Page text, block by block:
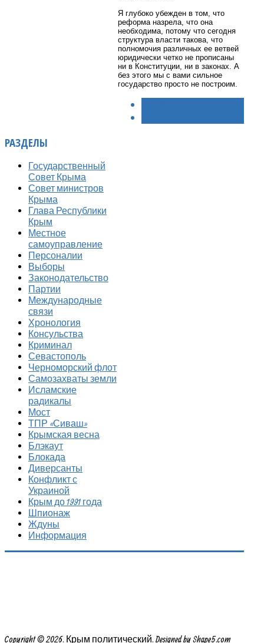
Я глубоко убежден в том, что
реформа назрела, что она
необходима, потому что сегодня
структура власти такова, что
полномочия различных ее ветвей
юридически четко не прописаны
ни в Конституции, ни в законах. А
без этого мы с вами сильное
государство просто не построим.
РАЗДЕЛЫ
Государственный
Совет Крыма
Совет министров
Крыма
Глава Республики
Крым
Местное
самоуправление
Персоналии
Выборы
Законодательство
Партии
Международные
связи
Хронология
Консульства
Криминал
Севастополь
Черноморский флот
Самозахваты земли
Исламские
радикалы
Мост
ТПР «Сиваш»
Крымская весна
Блэкаут
Блокада
Диверсанты
Конфликт с
Украиной
Крым до 1991 года
Шпионаж
Ждуны
Информация
Copyright © 2026. Крым политический. Designed by Shape5.com